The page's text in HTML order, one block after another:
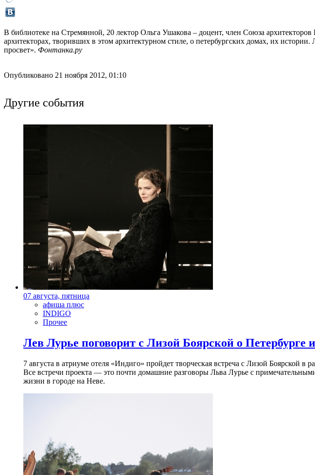
В библиотеке на Стремянной, 20 лектор Ольга Ушакова – доцент, член Союза
архитекторах, творивших в этом архитектурном стиле, о петербургских домах, их
просвет». Фонтанка.ру
Опубликовано 21 ноября 2012, 01:10
Другие события
07 августа, пятница
афиша плюс
INDIGO
Прочее
Лев Лурье поговорит с Лизой Боярской о Петербурге
7 августа в атриуме отеля «Индиго» пройдет творческая встреча с Лизой Боярской
Все встречи проекта — это почти домашние разговоры Льва Лурье с
жизни в городе на Неве.